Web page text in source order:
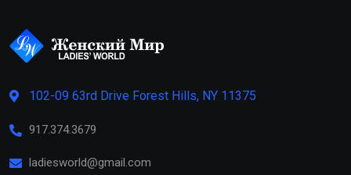
102-09 63rd Drive Forest Hills, NY 11375
917.374.3679
ladiesworld@gmail.com